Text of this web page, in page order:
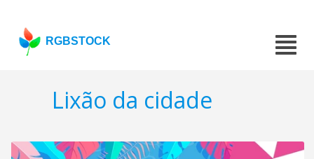
RGBSTOCK
Lixão da cidade